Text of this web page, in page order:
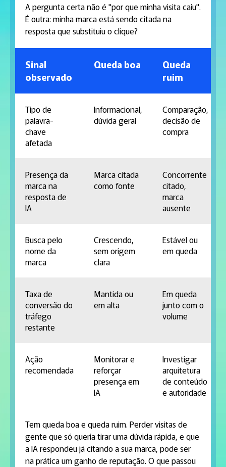
A pergunta certa não é "por que minha visita caiu".
É outra: minha marca está sendo citada na
resposta que substituiu o clique?
Sinal
observado
Queda boa
Queda
ruim
Tipo de
palavra-
chave
afetada
Informacional,
dúvida geral
Comparação,
decisão de
compra
Presença da
marca na
resposta de
IA
Marca citada
como fonte
Concorrente
citado,
marca
ausente
Busca pelo
nome da
marca
Crescendo,
sem origem
clara
Estável ou
em queda
Taxa de
conversão do
tráfego
restante
Mantida ou
em alta
Em queda
junto com o
volume
Ação
recomendada
Monitorar e
reforçar
presença em
IA
Investigar
arquitetura
de conteúdo
e autoridade
Tem queda boa e queda ruim. Perder visitas de
gente que só queria tirar uma dúvida rápida, e que
a IA respondeu já citando a sua marca, pode ser
na prática um ganho de reputação. O que passou